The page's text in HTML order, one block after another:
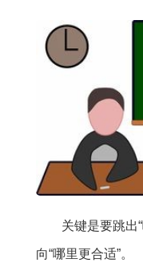
关键是要跳出
向“哪里更合适”。